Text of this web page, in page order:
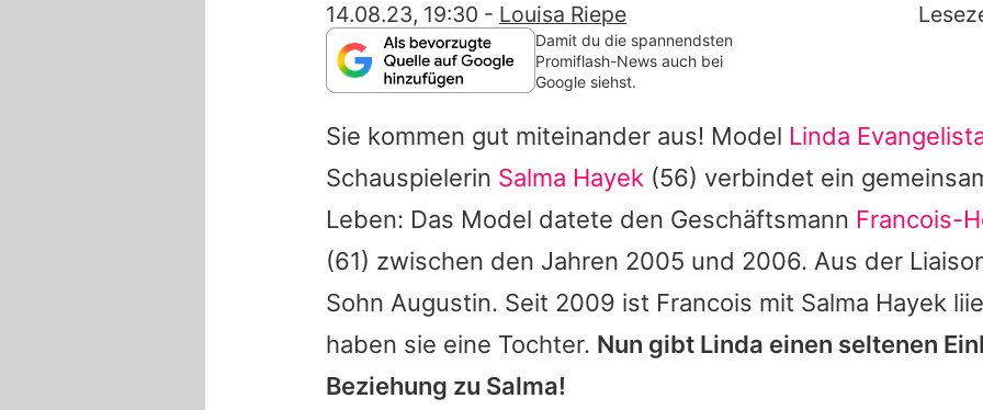
14.08.23, 19:30 - Louisa Riepe
Damit du die spannendsten
Promiflash-News auch bei
Google siehst.
Sie kommen gut miteinander aus! Model Linda
Schauspielerin Salma Hayek (56) verbindet ein
Leben: Das Model datete den Geschäftsmann Francois-
(61) zwischen den Jahren 2005 und 2006. Aus der
Sohn Augustin. Seit 2009 ist Francois mit Salma Hayek
haben sie eine Tochter. Nun gibt Linda einen seltenen
Beziehung zu Salma!